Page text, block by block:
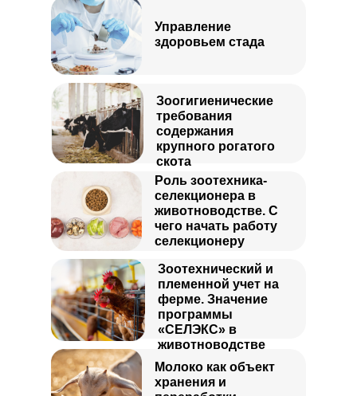
Молоко как объект
хранения и
Зоотехнический и
племенной учет на
ферме. Значение
программы
«СЕЛЭКС» в
животноводстве
Роль зоотехника-
селекционера в
животноводстве. С
чего начать работу
селекционеру
Зоогигиенические
требования
содержания
крупного рогатого
скота
Управление
здоровьем стада